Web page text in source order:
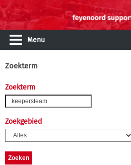
Menu
Zoekterm
Zoekterm
Zoekgebied